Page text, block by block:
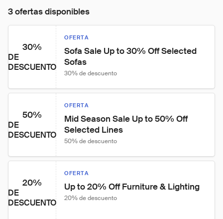
3 ofertas disponibles
30%
DE
DESCUENTO
OFERTA
Sofa Sale Up to 30% Off Selected
Sofas
30% de descuento
50%
DE
DESCUENTO
OFERTA
Mid Season Sale Up to 50% Off
Selected Lines
50% de descuento
20%
DE
DESCUENTO
OFERTA
Up to 20% Off Furniture & Lighting
20% de descuento